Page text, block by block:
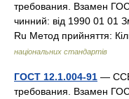
требования. Взамен
чинний: від 1990 01 01
Ru Метод прийняття:
національних стандартів
ГОСТ 12.1.004-91 —
требования. Взамен